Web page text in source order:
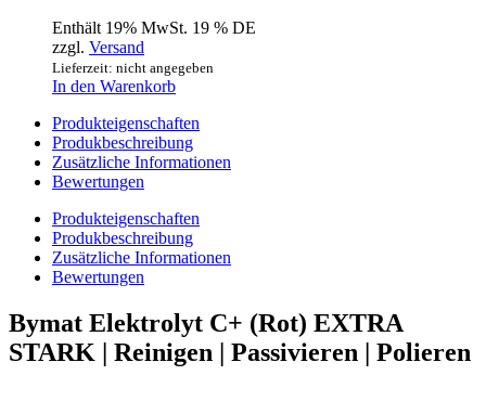
Enthält 19% MwSt. 19 % DE
zzgl. Versand
Lieferzeit: nicht angegeben
In den Warenkorb
Produkteigenschaften
Produkbeschreibung
Zusätzliche Informationen
Bewertungen
Produkteigenschaften
Produkbeschreibung
Zusätzliche Informationen
Bewertungen
Bymat Elektrolyt C+ (Rot) EXTRA
STARK | Reinigen | Passivieren | Polieren